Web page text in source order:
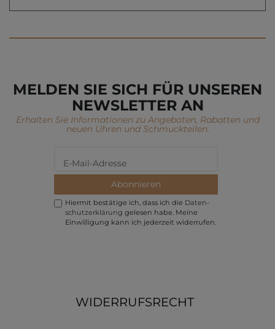
MELDEN SIE SICH FÜR UNSEREN
NEWSLETTER AN
Erhalten Sie Informationen zu Angeboten, Rabatten und
neuen Uhren und Schmuckteilen.
Abonnieren
Hiermit bestätige ich, dass ich die Daten­
schutz­erklärung gelesen habe. Meine
Einwilligung kann ich jederzeit widerrufen.
WIDERRUFSRECHT